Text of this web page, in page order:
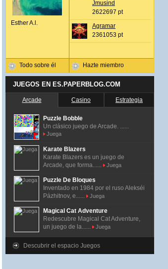
Esther A.l.
Todo sobre él
Jmusind
2622697 pt
Agramar
2361053 pt
Hazte miembro
JUEGOS EN ES.PAPERBLOG.COM
Arcade Casino Estrategia
Puzzle Bobble
Un clásico juego de Arcade. ......
Juega
Karate Blazers
Karate Blazers es un juego de
Arcade, que forma......
Juega
Puzzle De Bloques
Inventado en 1984 por el ruso Alekséi
Pázhitnov, e......
Juega
Magical Cat Adventure
Redescubre Magical Cat Adventure,
un juego de la......
Juega
Descubrir el espacio Juegos